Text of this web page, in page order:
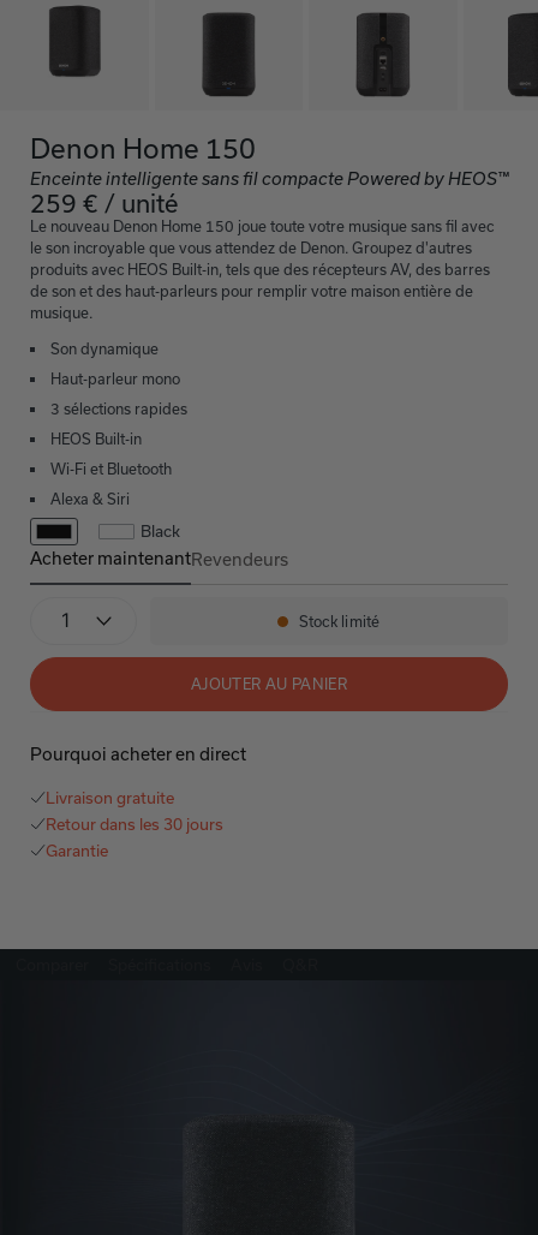
Denon Home 150
Enceinte intelligente sans fil compacte Powered by HEOS™
259 € / unité
Le nouveau Denon Home 150 joue toute votre musique sans fil avec
le son incroyable que vous attendez de Denon. Groupez d'autres
produits avec HEOS Built-in, tels que des récepteurs AV, des barres
de son et des haut-parleurs pour remplir votre maison entière de
musique.
Son dynamique
Haut-parleur mono
3 sélections rapides
HEOS Built-in
Wi-Fi et Bluetooth
Alexa & Siri
Black
Acheter maintenant
Denon Home 150
Revendeurs
Disponibilité:
Stock limité
AJOUTER AU PANIER
Pourquoi acheter en direct
Livraison gratuite
Retour dans les 30 jours
Garantie